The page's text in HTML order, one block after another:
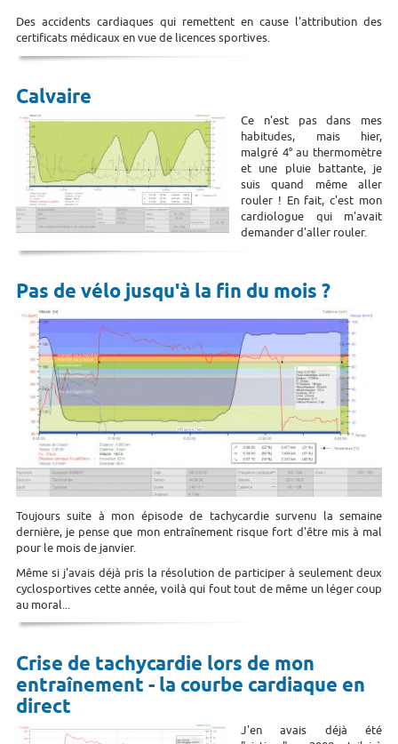
Des accidents cardiaques qui remettent en cause l'attribution des
certificats médicaux en vue de licences sportives.
Calvaire
Ce n'est pas dans mes
habitudes, mais hier,
malgré 4° au thermomètre
et une pluie battante, je
suis quand même aller
rouler ! En fait, c'est mon
cardiologue qui m'avait
demander d'aller rouler.
Pas de vélo jusqu'à la fin du mois ?
Toujours suite à mon épisode de tachycardie survenu la semaine
dernière, je pense que mon entraînement risque fort d'être mis à mal
pour le mois de janvier.
Même si j'avais déjà pris la résolution de participer à seulement deux
cyclosportives cette année, voilà qui fout tout de même un léger coup
au moral...
Crise de tachycardie lors de mon
entraînement - la courbe cardiaque en
direct
J'en avais déjà été